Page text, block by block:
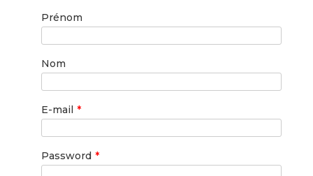
Prénom
Nom
E-mail *
Password *